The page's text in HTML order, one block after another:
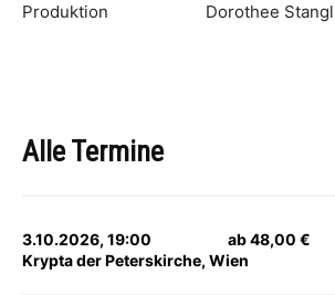
Produktion Dorothee
Alle Termine
3.10.2026, 19:00
Krypta der Peterskirche, Wien
ab 48,00 €